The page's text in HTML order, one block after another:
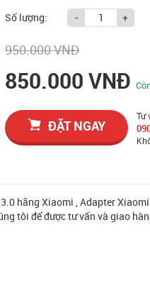
Số lượng: - +
950.000 VNĐ
850.000 VNĐ
ĐẶT NGAY
Tư
hãng Xiaomi , Adapter
tôi để được tư vấn và giao